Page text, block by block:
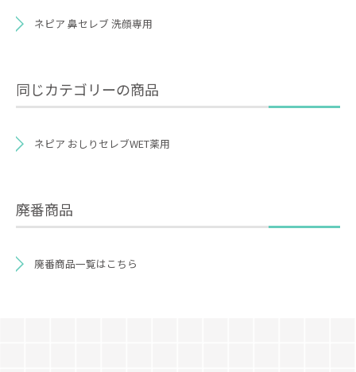
ネピア 鼻セレブ 洗顔専用
同じカテゴリーの商品
ネピア おしりセレブWET薬用
廃番商品
廃番商品一覧はこちら